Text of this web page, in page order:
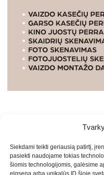
Siekdami teikti geriausią patirtį,
pasiekti naudojame tokias
šiomis technologijomis, galėsime
elgsena arba unikalūs ID šioje
PASLAUGOS. SEO tekstų
straipsnių rašymas ir